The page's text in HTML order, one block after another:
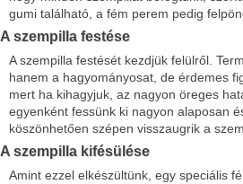
gumi található, a fém perem pedig
A szempilla festése
A szempilla festését kezdjük felülről.
hanem a hagyományosat, de érdemes
mert ha kihagyjuk, az nagyon öreges
egyenként fessünk ki nagyon alaposan
köszönhetően szépen visszaugrik a
A szempilla kifésülése
Amint ezzel elkészültünk, egy speciális